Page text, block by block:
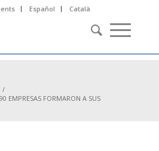
Español Català
/
EMPRESAS FORMARON A SUS